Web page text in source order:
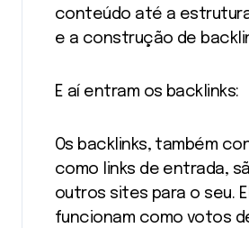
conteúdo até a
e a construção de
E aí entram os backlinks:
Os backlinks, também
como links de entrada,
outros sites para o seu.
funcionam como votos